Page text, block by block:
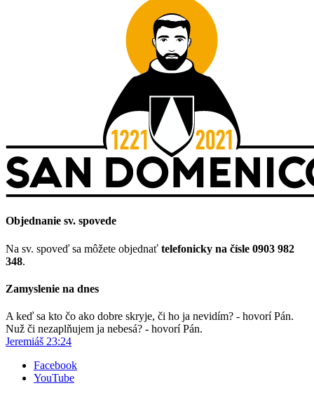
Objednanie sv. spovede
Na sv. spoveď sa môžete objednať telefonicky na čísle 0903 982
348.
Zamyslenie na dnes
A keď sa kto čo ako dobre skryje, či ho ja nevidím? - hovorí Pán.
Nuž či nezaplňujem ja nebesá? - hovorí Pán.
Jeremiáš 23:24
Facebook
YouTube